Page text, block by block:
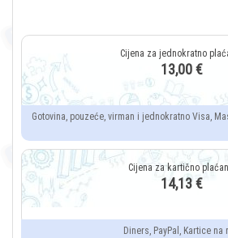
13,00 €
Gotovina, pouzeće, virman i jednokratno Visa,
14,13 €
Diners, PayPal, Kartice na